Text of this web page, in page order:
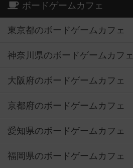
ボードゲームカフェ
東京都のボードゲームカフェ
神奈川県のボードゲームカフェ
大阪府のボードゲームカフェ
京都府のボードゲームカフェ
愛知県のボードゲームカフェ
福岡県のボードゲームカフェ